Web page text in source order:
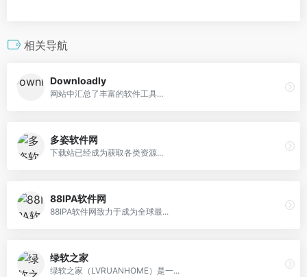
相关导航
Downloadly
网站中汇总了丰富的软件工具...
多姿软件网
下载站已经成为获取各类资源...
88IPA软件网
88IPA软件网致力于成为全球最...
绿软之家
绿软之家（LVRUANHOME）是一...